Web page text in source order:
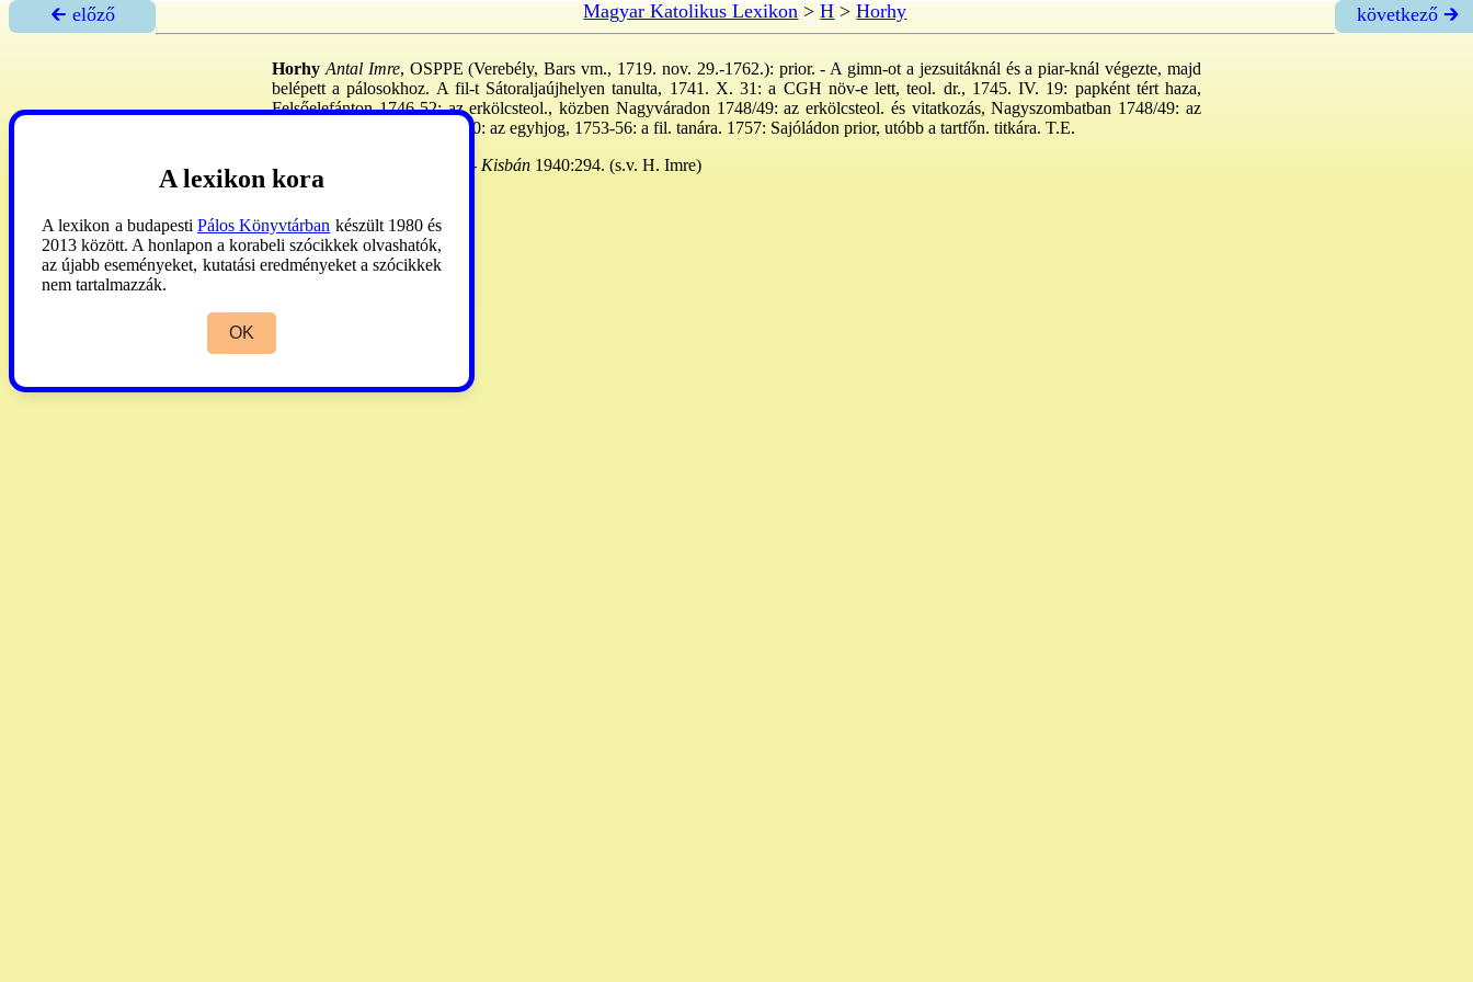
🡰 előző Magyar Katolikus Lexikon >H >Horhy következő 🡲
Horhy Antal Imre, OSPPE (Verebély, Bars vm., 1719. nov. 29.-1762.): prior. - A gimn-ot a jezsuitáknál és a piar-knál végezte, majd
belépett a pálosokhoz. A fil-t Sátoraljaújhelyen tanulta, 1741. X. 31: a CGH növ-e lett, teol. dr., 1745. IV. 19: papként tért haza,
Felsőelefánton 1746-52: az erkölcsteol., közben Nagyváradon 1748/49: az erkölcsteol. és vitatkozás, Nagyszombatban 1748/49: az
egyhjog, Máriavölgyben 1750: az egyhjog, 1753-56: a fil. tanára. 1757: Sajóládon prior, utóbb a tartfőn. titkára. T.E.
Veress
II:162. (s.v. H. Antal) - Kisbán 1940:294. (s.v. H. Imre)
A lexikon kora
A lexikon a budapesti Pálos Könyvtárban készült 1980 és
2013 között. A honlapon a korabeli szócikkek olvashatók,
az újabb eseményeket, kutatási eredményeket a szócikkek
nem tartalmazzák.
OK